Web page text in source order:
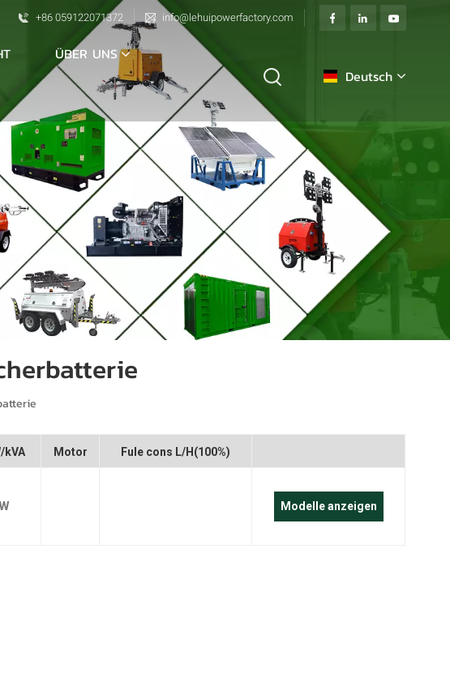
+86 059122071372 info@lehuipowerfactory.com
ÜBER UNS
Deutsch
français
Deutsch
italiano
русский
español
Melayu
kVA Motor Fule cons L/H(100%)
Modelle anzeigen